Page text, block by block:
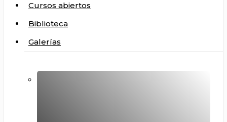
Cursos abiertos
Biblioteca
Galerías